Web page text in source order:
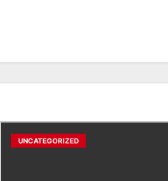
UNCATEGORIZED